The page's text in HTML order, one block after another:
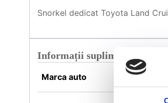
Snorkel dedicat Toyota Land
Informații suplimentare
Marca auto Toyota